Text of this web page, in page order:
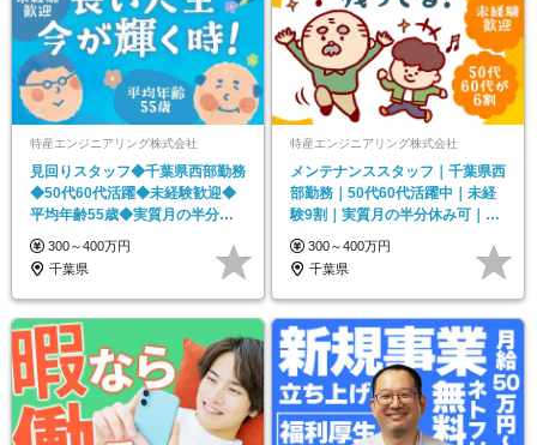
特産エンジニアリング株式会社
見回りスタッフ◆千葉県西部勤務
◆50代60代活躍◆未経験歓迎◆
平均年齢55歳◆実質月の半分休
みも可◆賞与年2回
300～400万円
千葉県
特産エンジニアリング株式会社
メンテナンススタッフ｜千葉県西
部勤務｜50代60代活躍中｜未経
験9割｜実質月の半分休み可｜残
業月5h｜車通勤可
300～400万円
千葉県